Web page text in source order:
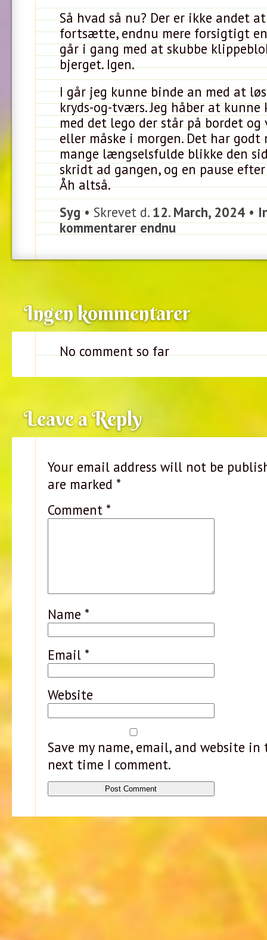
Så hvad så nu? Der er ikke andet
fortsætte, endnu mere forsigtigt
går i gang med at skubbe
bjerget. Igen.
I går jeg kunne binde an med at
kryds-og-tværs. Jeg håber at kunne
med det lego der står på bordet og
eller måske i morgen. Det har godt
mange længselsfulde blikke den
skridt ad gangen, og en pause
Åh altså.
Syg• Skrevet d.12. March, 2024•
kommentarer endnu
Ingen kommentarer
No comment so far
Leave a Reply
Your email address will not be
are marked *
Comment *
Name *
Email *
Website
Save my name, email, and website
next time I comment.